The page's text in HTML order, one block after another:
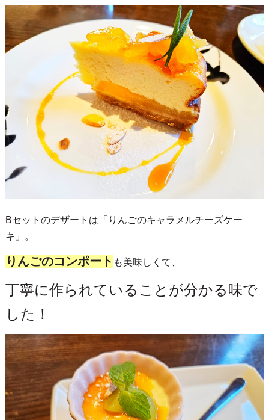
Bセットのデザートは「りんごのキャラメルチーズケー
キ」。
りんごのコンポート も美味しくて、
丁寧に作られていることが分かる味で
した！